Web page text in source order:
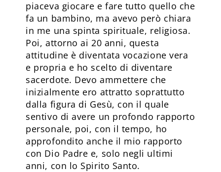
piaceva giocare e fare tutto quello che
fa un bambino, ma avevo però chiara
in me una spinta spirituale, religiosa.
Poi, attorno ai 20 anni, questa
attitudine è diventata vocazione vera
e propria e ho scelto di diventare
sacerdote. Devo ammettere che
inizialmente ero attratto soprattutto
dalla figura di Gesù, con il quale
sentivo di avere un profondo rapporto
personale, poi, con il tempo, ho
approfondito anche il mio rapporto
con Dio Padre e, solo negli ultimi
anni, con lo Spirito Santo.